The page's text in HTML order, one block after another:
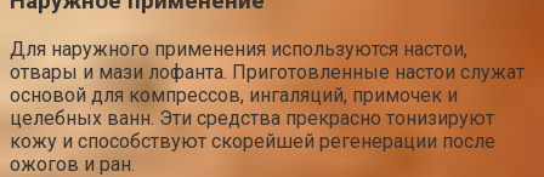
Для наружного применения используются настои,
отвары и мази лофанта. Приготовленные настои служат
основой для компрессов, ингаляций, примочек и
целебных ванн. Эти средства прекрасно тонизируют
кожу и способствуют скорейшей регенерации после
ожогов и ран.